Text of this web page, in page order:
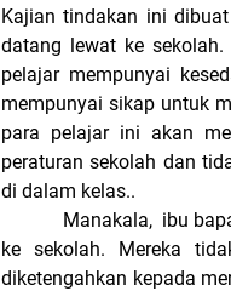
Kajian tindakan ini
datang lewat ke
pelajar mempunyai
mempunyai sikap untuk
para pelajar ini akan
peraturan sekolah dan
di dalam kelas..
Manakala, ibu bapa
ke sekolah. Mereka
diketengahkan kepada